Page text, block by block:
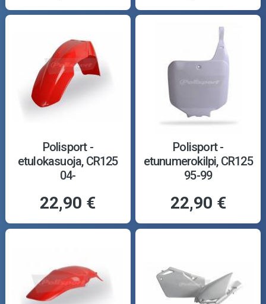
Polisport -
etulokasuoja, CR125
04-
22,90 €
Polisport -
etunumerokilpi, CR125
95-99
22,90 €